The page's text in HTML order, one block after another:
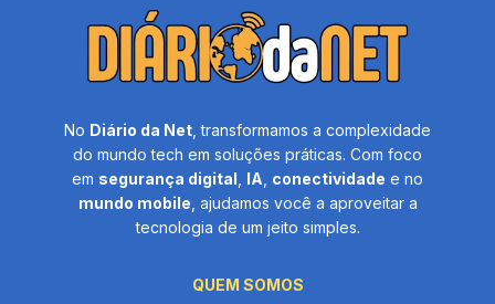
No Diário da Net , transformamos a complexidade
do mundo tech em soluções práticas. Com foco
em segurança digital IA conectividade e no
mundo mobile , ajudamos você a aproveitar a
tecnologia de um jeito simples.
QUEM SOMOS